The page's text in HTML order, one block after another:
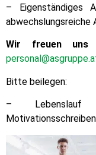
– Eigenständiges
abwechslungsreiche
Wir freuen uns
Bitte beilegen:
– Lebenslauf
Motivationsschreiben